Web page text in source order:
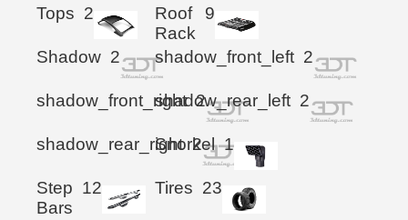
Tops 2
Roof
Rack
9
Shadow 2 shadow_front_left 2
shadow_front_right 2
shadow_rear_left 2
shadow_rear_right 2
Snorkel 1
Step
Bars
12 Tires 23